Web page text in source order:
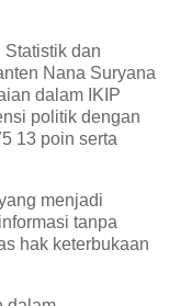
Statistik dan
Nana Suryana
dalam IKIP
politik dengan
13 poin serta
menjadi
tanpa
hak keterbukaan